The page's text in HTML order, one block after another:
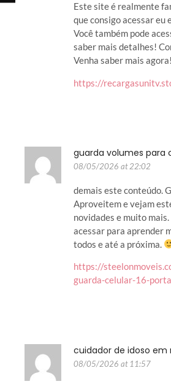
Este site é realmente
que consigo acessar eu
Você também pode
saber mais detalhes!
Venha saber mais agora!
https://
guarda volumes para
08/05/2026 at 22:02
demais este conteúdo.
Aproveitem e vejam
novidades e muito
acessar para aprender
todos e até a próxima.
https://
guarda-celular-16-
cuidador de idoso em
08/05/2026 at 11:57